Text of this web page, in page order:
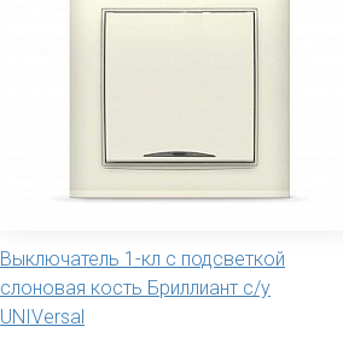
Выключатель 1-кл с подсветкой
слоновая кость Бриллиант с/у
UNIVersal